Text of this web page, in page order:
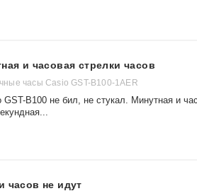
и часовая стрелки часов
часы Casio GST-B100-1AER
B100 не бил, не стукал. Минутная и
часов не идут